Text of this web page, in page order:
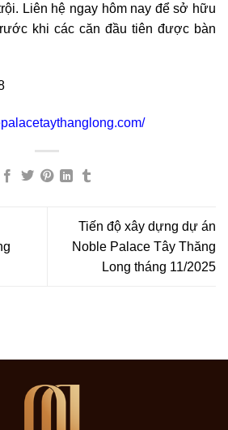
Liên hệ ngay hôm nay để sở hữu
khi các căn đầu tiên được bàn
Tiến độ xây dựng dự án
Noble Palace Tây Thăng
Long tháng 11/2025